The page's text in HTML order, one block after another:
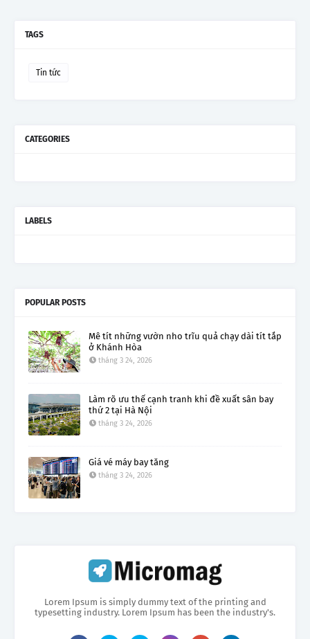
TAGS
Tin tức
CATEGORIES
LABELS
POPULAR POSTS
Mê tít những vườn nho trĩu quả chạy dài tít tắp
ở Khánh Hòa
tháng 3 24, 2026
Làm rõ ưu thế cạnh tranh khi đề xuất sân bay
thứ 2 tại Hà Nội
tháng 3 24, 2026
Giá vé máy bay tăng
tháng 3 24, 2026
Lorem Ipsum is simply dummy text of the printing and
typesetting industry. Lorem Ipsum has been the industry's.